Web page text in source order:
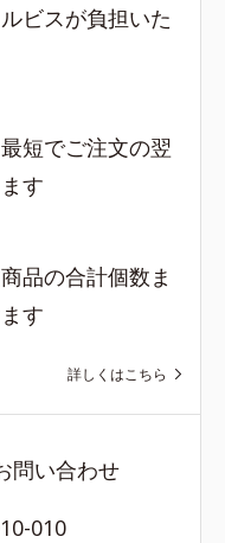
ビスが負担いた
短でご注文の翌
す
品の合計個数ま
す
詳しくはこちら
問い合わせ
010